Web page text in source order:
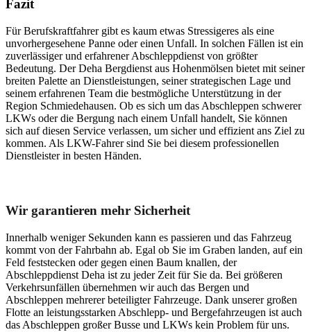
Fazit
Für Berufskraftfahrer gibt es kaum etwas Stressigeres als eine
unvorhergesehene Panne oder einen Unfall. In solchen Fällen ist ein
zuverlässiger und erfahrener Abschleppdienst von größter
Bedeutung. Der Deha Bergdienst aus Hohenmölsen bietet mit seiner
breiten Palette an Dienstleistungen, seiner strategischen Lage und
seinem erfahrenen Team die bestmögliche Unterstützung in der
Region Schmiedehausen. Ob es sich um das Abschleppen schwerer
LKWs oder die Bergung nach einem Unfall handelt, Sie können
sich auf diesen Service verlassen, um sicher und effizient ans Ziel zu
kommen. Als LKW-Fahrer sind Sie bei diesem professionellen
Dienstleister in besten Händen.
Wir garantieren mehr Sicherheit
Innerhalb weniger Sekunden kann es passieren und das Fahrzeug
kommt von der Fahrbahn ab. Egal ob Sie im Graben landen, auf ein
Feld feststecken oder gegen einen Baum knallen, der
Abschleppdienst Deha ist zu jeder Zeit für Sie da. Bei größeren
Verkehrsunfällen übernehmen wir auch das Bergen und
Abschleppen mehrerer beteiligter Fahrzeuge. Dank unserer großen
Flotte an leistungsstarken Abschlepp- und Bergefahrzeugen ist auch
das Abschleppen großer Busse und LKWs kein Problem für uns.